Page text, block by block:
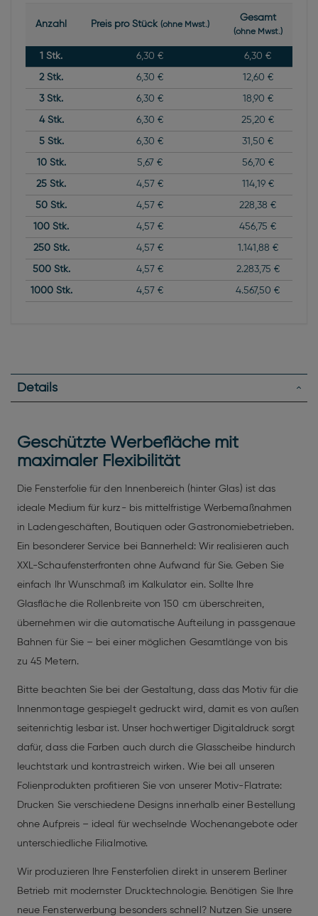
Anzahl Preis pro Stück (ohne Mwst.)
Gesamt
(ohne Mwst.)
1 Stk. 6,30 € 6,30 €
2 Stk. 6,30 € 12,60 €
3Stk. 6,30 € 18,90 €
4Stk. 6,30 € 25,20 €
5Stk. 6,30 € 31,50 €
10Stk. 5,67 € 56,70 €
25 Stk. 4,57 € 114,19 €
50 Stk. 4,57 € 228,38 €
100 Stk. 4,57 € 456,75 €
250Stk. 4,57 € 1.141,88 €
500Stk. 4,57 € 2.283,75 €
1000Stk. 4,57 € 4.567,50 €
Details
Geschützte Werbefläche mit
maximaler Flexibilität
Die Fensterfolie für den Innenbereich (hinter Glas) ist das
ideale Medium für kurz- bis mittelfristige Werbemaßnahmen
in Ladengeschäften, Boutiquen oder Gastronomiebetrieben.
Ein besonderer Service bei Bannerheld: Wir realisieren auch
XXL-Schaufensterfronten ohne Aufwand für Sie. Geben Sie
einfach Ihr Wunschmaß im Kalkulator ein. Sollte Ihre
Glasfläche die Rollenbreite von 150 cm überschreiten,
übernehmen wir die automatische Aufteilung in passgenaue
Bahnen für Sie – bei einer möglichen Gesamtlänge von bis
zu 45 Metern.
Bitte beachten Sie bei der Gestaltung, dass das Motiv für die
Innenmontage gespiegelt gedruckt wird, damit es von außen
seitenrichtig lesbar ist. Unser hochwertiger Digitaldruck sorgt
dafür, dass die Farben auch durch die Glasscheibe hindurch
leuchtstark und kontrastreich wirken. Wie bei all unseren
Folienprodukten profitieren Sie von unserer Motiv-Flatrate:
Drucken Sie verschiedene Designs innerhalb einer Bestellung
ohne Aufpreis – ideal für wechselnde Wochenangebote oder
unterschiedliche Filialmotive.
Wir produzieren Ihre Fensterfolien direkt in unserem Berliner
Betrieb mit modernster Drucktechnologie. Benötigen Sie Ihre
neue Fensterwerbung besonders schnell? Nutzen Sie unsere